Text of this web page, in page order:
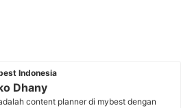
Indonesia
Dhany
content planner di mybest dengan